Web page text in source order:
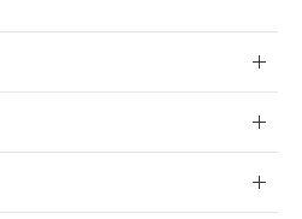
特段のことがない限
より割愛しておりま